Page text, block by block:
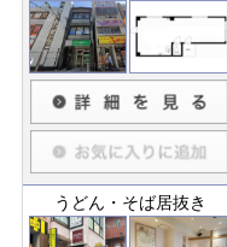
うどん・そば居抜き